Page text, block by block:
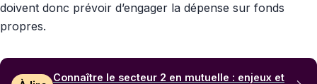
doivent donc prévoir d’engager la dépense sur fonds
propres.
Connaître le secteur 2 en mutuelle : enjeux et